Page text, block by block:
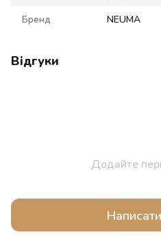
Бренд NEUMA
Відгуки
Додайте